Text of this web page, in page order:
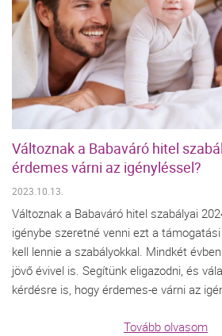
Változnak a Babaváró hitel
érdemes várni az igényléssel?
2023.10.13.
Változnak a Babaváró hitel szabályai
igénybe szeretné venni ezt a
kell lennie a szabályokkal. Mindkét
jövő évivel is. Segítünk eligazodni, és
kérdésre is, hogy érdemes-e várni az
Tovább olvasom